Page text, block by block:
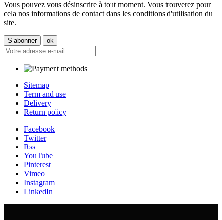
Vous pouvez vous désinscrire à tout moment. Vous trouverez pour
cela nos informations de contact dans les conditions d'utilisation du
site.
Sitemap
Term and use
Delivery
Return policy
Facebook
Twitter
Rss
YouTube
Pinterest
Vimeo
Instagram
LinkedIn